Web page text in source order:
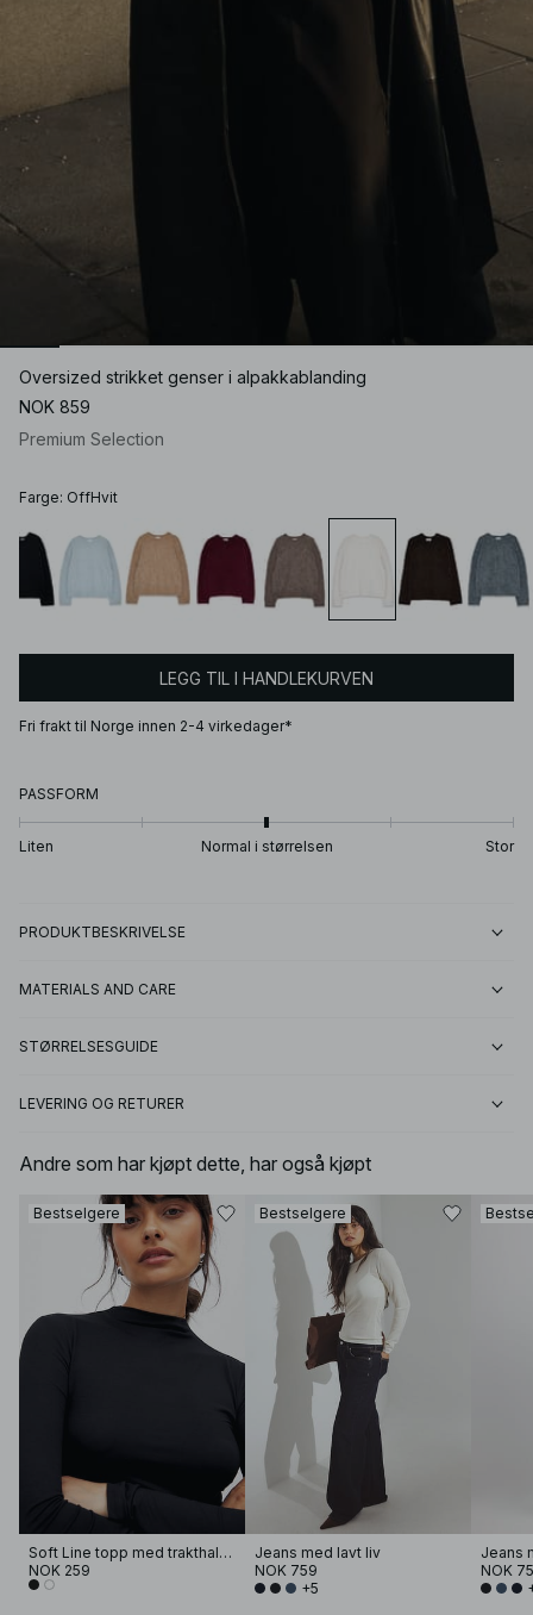
Oversized strikket genser i alpakkablanding
NOK 859
Premium Selection
Farge: OffHvit
LEGG TIL I HANDLEKURVEN
Fri frakt til Norge innen 2-4 virkedager*
PASSFORM
Liten Normal i størrelsen Stor
PRODUKTBESKRIVELSE
MATERIALS AND CARE
STØRRELSESGUIDE
LEVERING OG RETURER
Andre som har kjøpt dette, har også kjøpt
Bestselgere
Soft Line topp med trakthals og lange ermer
NOK 259
Bestselgere
Jeans med lavt liv
NOK 759
+5
Jeans
NOK